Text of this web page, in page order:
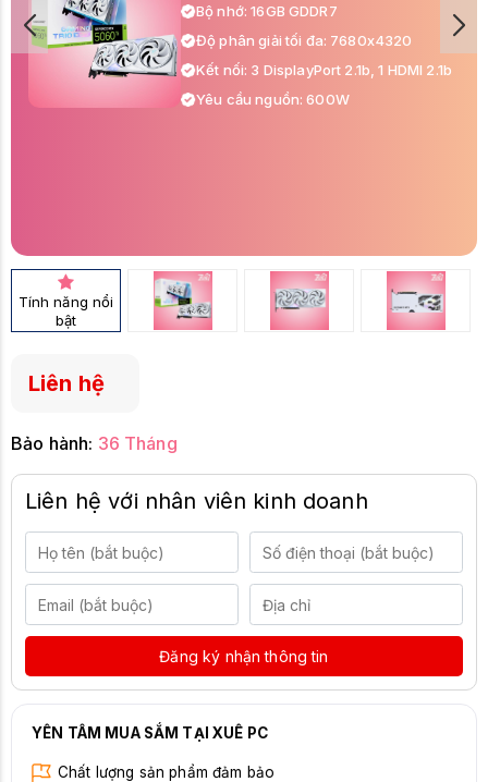
Bộ nhớ: 16GB GDDR7
Độ phân giải tối đa: 7680x4320
Kết nối: 3 DisplayPort 2.1b, 1 HDMI 2.1b
Yêu cầu nguồn: 600W
Tính năng nổi
bật
Liên hệ
Bảo hành: 36 Tháng
Liên hệ với nhân viên kinh doanh
Đăng ký nhận thông tin
YÊN TÂM MUA SẮM TẠI XUÊ PC
Chất lượng sản phẩm đảm bảo